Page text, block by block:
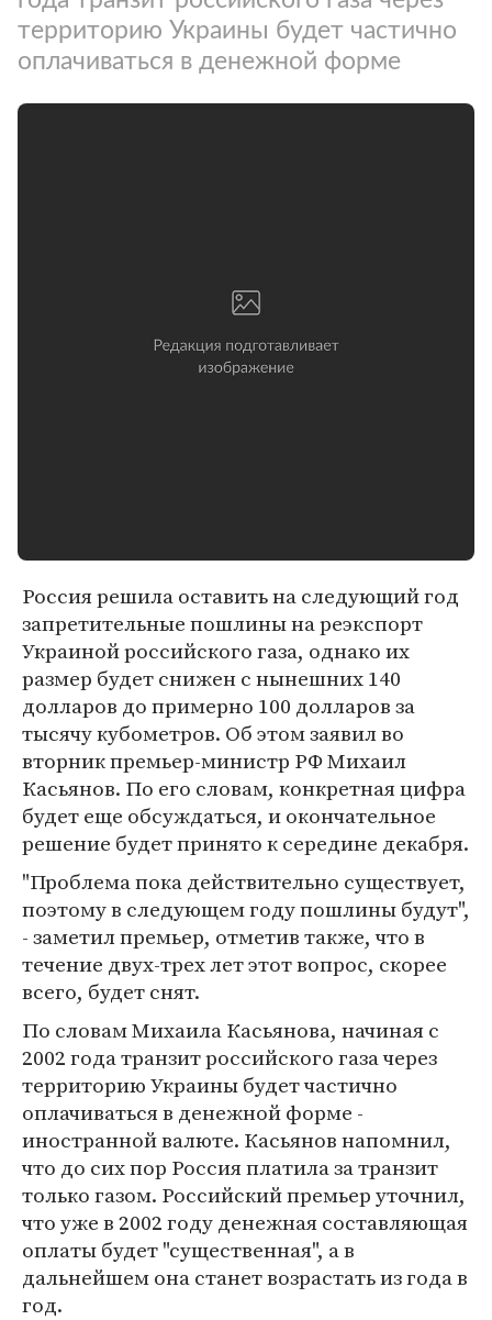
территорию Украины будет частично
оплачиваться в денежной форме
Россия решила оставить на следующий год
запретительные пошлины на реэкспорт
Украиной российского газа, однако их
размер будет снижен с нынешних 140
долларов до примерно 100 долларов за
тысячу кубометров. Об этом заявил во
вторник премьер-министр РФ Михаил
Касьянов. По его словам, конкретная цифра
будет еще обсуждаться, и окончательное
решение будет принято к середине декабря.
"Проблема пока действительно существует,
поэтому в следующем году пошлины будут",
- заметил премьер, отметив также, что в
течение двух-трех лет этот вопрос, скорее
всего, будет снят.
По словам Михаила Касьянова, начиная с
2002 года транзит российского газа через
территорию Украины будет частично
оплачиваться в денежной форме -
иностранной валюте. Касьянов напомнил,
что до сих пор Россия платила за транзит
только газом. Российский премьер уточнил,
что уже в 2002 году денежная составляющая
оплаты будет "существенная", а в
дальнейшем она станет возрастать из года в
год.